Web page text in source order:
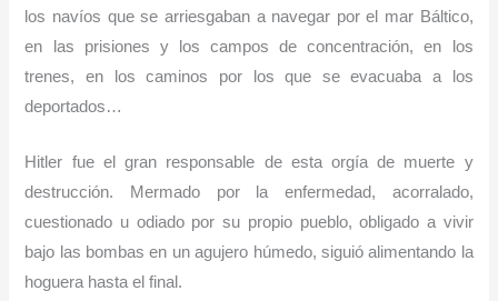
los navíos que se arriesgaban a navegar por el mar Báltico,
en las prisiones y los campos de concentración, en los
trenes, en los caminos por los que se evacuaba a los
deportados…
Hitler fue el gran responsable de esta orgía de muerte y
destrucción. Mermado por la enfermedad, acorralado,
cuestionado u odiado por su propio pueblo, obligado a vivir
bajo las bombas en un agujero húmedo, siguió alimentando la
hoguera hasta el final.